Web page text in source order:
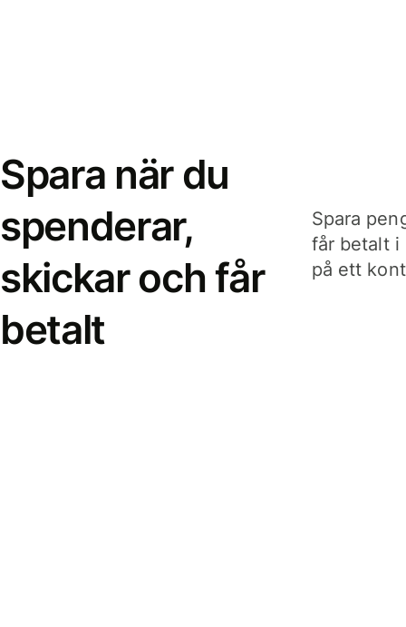
Spara när du
spenderar,
skickar och får
betalt
Spara
får betalt i
på ett